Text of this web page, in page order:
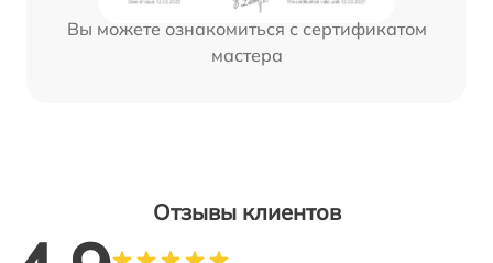
Вы можете ознакомиться с сертификатом
мастера
Отзывы клиентов